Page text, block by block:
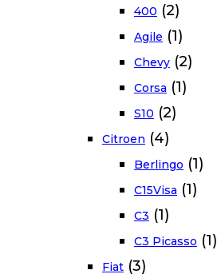
400 (2)
Agile (1)
Chevy (2)
Corsa (1)
S10 (2)
Citroen (4)
Berlingo (1)
C15Visa (1)
C3 (1)
C3 Picasso (1)
Fiat (3)